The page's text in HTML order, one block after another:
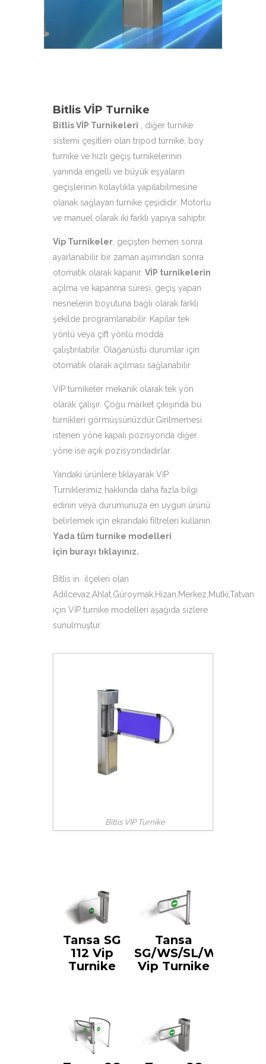
hizmetinizdeyiz.
Bitlis VİP Turnike
Bitlis VİP Turnikeleri , diğer turnike
sistemi çeşitleri olan tripod turnike, boy
turnike ve hızlı geçiş turnikelerinin
yanında engelli ve büyük eşyaların
geçişlerinin kolaylıkla yapılabilmesine
olanak sağlayan turnike çeşididir. Motorlu
ve manuel olarak iki farklı yapıya sahiptir.
Vip Turnikeler , geçişten hemen sonra
ayarlanabilir bir zaman aşımından sonra
otomatik olarak kapanır. VİP turnikelerin
açılma ve kapanma süresi, geçiş yapan
nesnelerin boyutuna bağlı olarak farklı
şekilde programlanabilir. Kapılar tek
yönlü veya çift yönlü modda
çalıştırılabilir. Olağanüstü durumlar için
otomatik olarak açılması sağlanabilir
VİP turnikeler mekanik olarak tek yön
olarak çalışır. Çoğu market çıkışında bu
turnikleri görmüşsünüzdür.Girilmemesi
istenen yöne kapalı pozisyonda diğer
yöne ise açık pozisyondadırlar.
Yandaki ürünlere tıklayarak VİP
Turniklerimiz hakkında daha fazla bilgi
edinin veya durumunuza en uygun ürünü
belirlemek için ekrandaki filtreleri kullanın.
Yada tüm turnike modelleri
için burayı tıklayınız.
Bitlis in ilçeleri olan
Adilcevaz,Ahlat,Güroymak,Hizan,Merkez,Mutki,Tatvan
için VİP turnike modelleri aşağıda sizlere
sunulmuştur.
Bitlis VİP Turnike
Tansa SG
112 Vip
Turnike
Tansa
SG/WS/SL/WE
Vip Turnike